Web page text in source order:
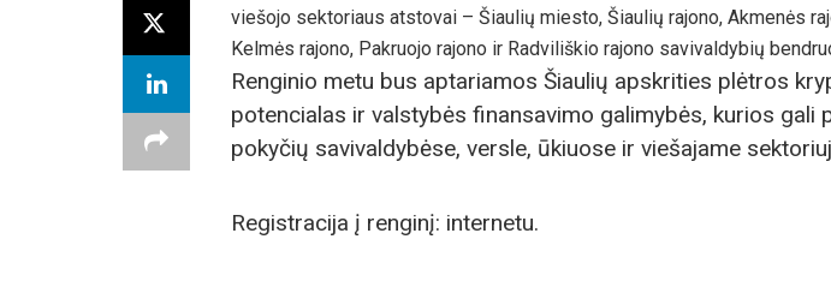
viešojo sektoriaus atstovai – Šiaulių miesto, Šiaulių rajono, Akmenės
Kelmės rajono, Pakruojo rajono ir Radviliškio rajono savivaldybių
Renginio metu bus aptariamos Šiaulių apskrities plėtros
potencialas ir valstybės finansavimo galimybės, kurios gali
pokyčių savivaldybėse, versle, ūkiuose ir viešajame
Registracija į renginį: internetu.